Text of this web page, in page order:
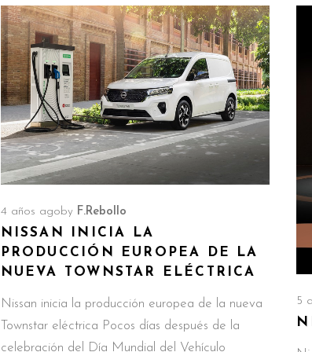
4 años agoby F.Rebollo
NISSAN INICIA LA
PRODUCCIÓN EUROPEA DE LA
NUEVA TOWNSTAR ELÉCTRICA
Nissan inicia la producción europea de la nueva
Townstar eléctrica Pocos días después de la
celebración del Día Mundial del Vehículo
5